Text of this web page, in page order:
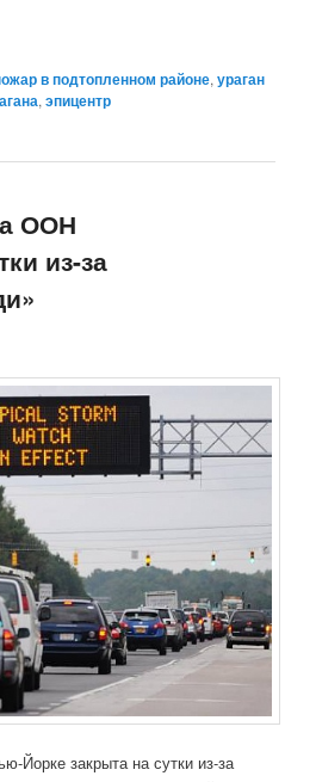
в подтопленном районе,ураган
,эпицентр
ООН
из-за
Йорке закрыта на сутки из-за